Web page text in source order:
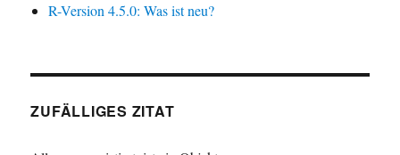
R-Version 4.5.0: Was ist neu?
ZUFÄLLIGES ZITAT